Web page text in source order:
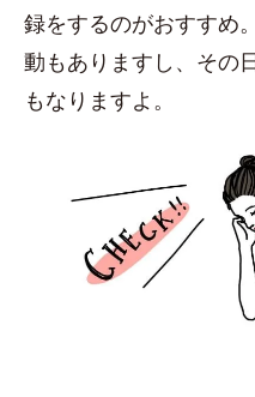
録をするのがおすすめ
動もありますし、その
もなりますよ。